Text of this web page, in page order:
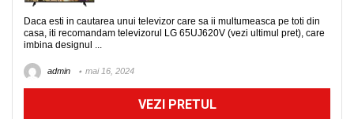
Daca esti in cautarea unui televizor care sa ii multumeasca pe toti din
casa, iti recomandam televizorul LG 65UJ620V (vezi ultimul pret), care
imbina designul ...
admin mai 16, 2024
VEZI PRETUL